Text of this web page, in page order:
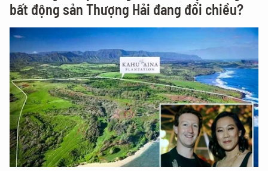
bất động sản Thượng Hải đang đổi chiều?